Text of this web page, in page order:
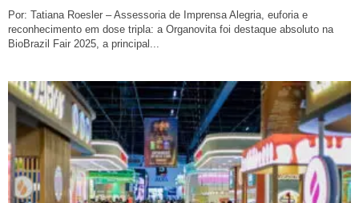
Por: Tatiana Roesler – Assessoria de Imprensa Alegria, euforia e
reconhecimento em dose tripla: a Organovita foi destaque absoluto na
BioBrazil Fair 2025, a principal...